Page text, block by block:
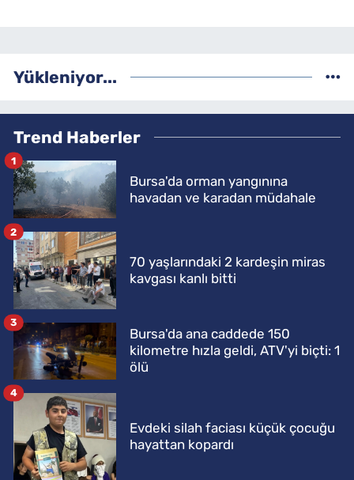
Yükleniyor...
Trend Haberler
Bursa'da orman yangınına
havadan ve karadan müdahale
1
70 yaşlarındaki 2 kardeşin miras
kavgası kanlı bitti
2
Bursa'da ana caddede 150
kilometre hızla geldi, ATV'yi biçti: 1
ölü
3
Evdeki silah faciası küçük çocuğu
hayattan kopardı
4